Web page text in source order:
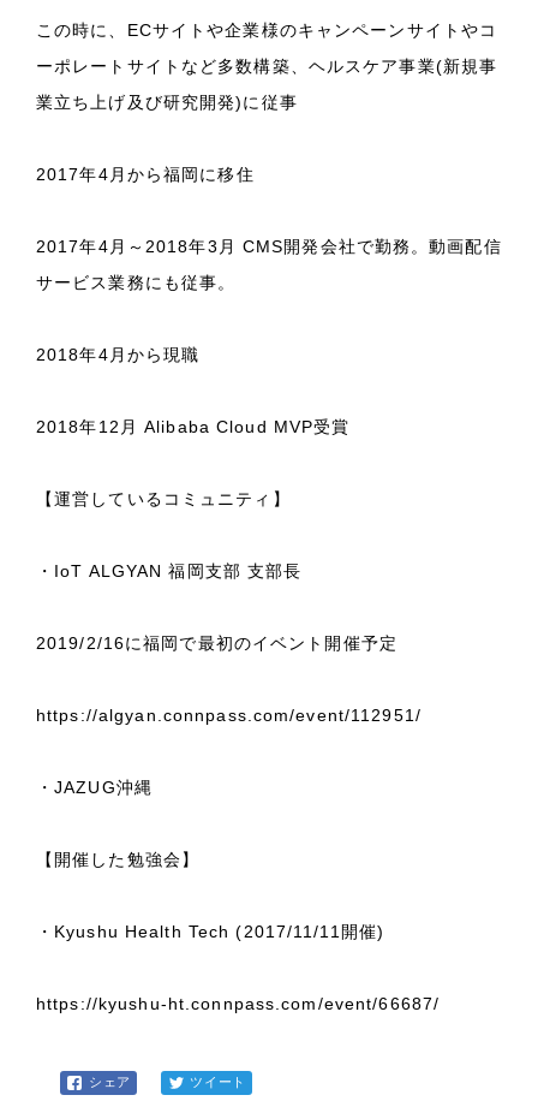
この時に、ECサイトや企業様のキャンペーンサイトやコ
ーポレートサイトなど多数構築、ヘルスケア事業(新規事
業立ち上げ及び研究開発)に従事
2017年4月から福岡に移住
2017年4月～2018年3月 CMS開発会社で勤務。動画配信
サービス業務にも従事。
2018年4月から現職
2018年12月 Alibaba Cloud MVP受賞
【運営しているコミュニティ】
・IoT ALGYAN 福岡支部 支部長
2019/2/16に福岡で最初のイベント開催予定
https://algyan.connpass.com/event/112951/
・JAZUG沖縄
【開催した勉強会】
・Kyushu Health Tech (2017/11/11開催)
https://kyushu-ht.connpass.com/event/66687/
シェア ツイート